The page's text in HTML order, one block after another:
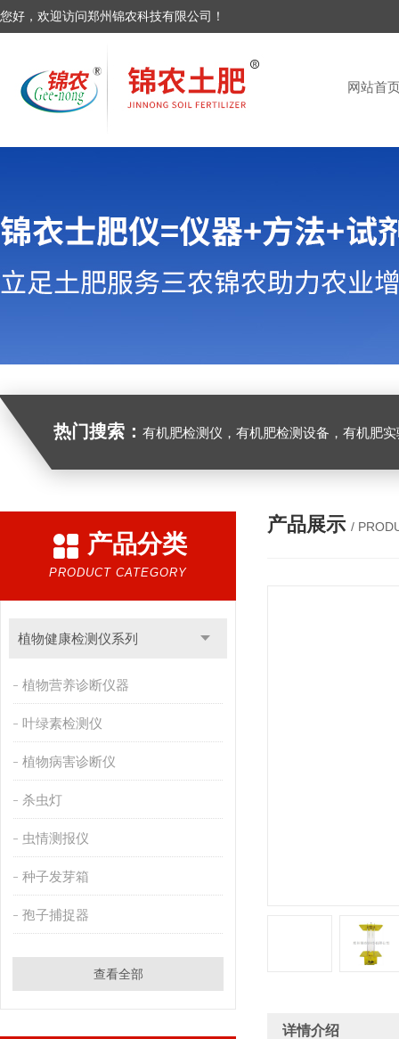
您好，欢迎访问郑州锦农科技有限公司！
网站首
热门搜索： 有机肥检测仪，有机肥检测设备，有机肥实验室设备，生物有
产品分类
PRODUCT CATEGORY
植物健康检测仪系列
植物营养诊断仪器
叶绿素检测仪
植物病害诊断仪
杀虫灯
虫情测报仪
种子发芽箱
孢子捕捉器
查看全部
产品展示 /
详情介绍